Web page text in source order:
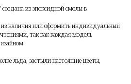
из эпоксидной смолы в
наличия или оформить индивидуальный
так как каждая модель
льда, застыли настоящие цветы,